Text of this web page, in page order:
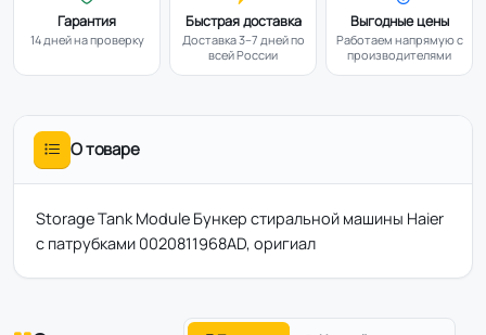
Гарантия
14 дней на проверку
Быстрая доставка
Доставка 3–7 дней по
всей России
Выгодные цены
Работаем напрямую с
производителями
О товаре
Storage Tank Module Бункер стиральной машины Haier
с патрубками 0020811968AD, оригиал